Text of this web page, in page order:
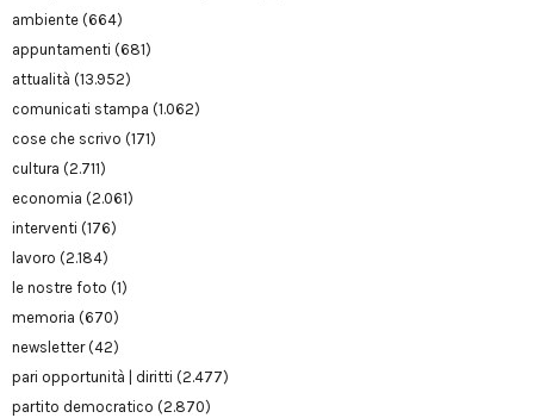
ambiente (664)
appuntamenti (681)
attualità (13.952)
comunicati stampa (1.062)
cose che scrivo (171)
cultura (2.711)
economia (2.061)
interventi (176)
lavoro (2.184)
le nostre foto (1)
memoria (670)
newsletter(42)
pari opportunità | diritti (2.477)
partito democratico (2.870)